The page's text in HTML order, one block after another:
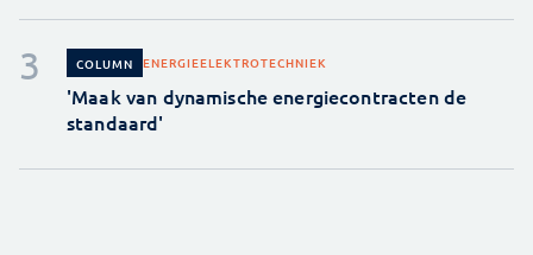
COLUMN ENERGIEELEKTROTECHNIEK
'Maak van dynamische energiecontracten de
standaard'